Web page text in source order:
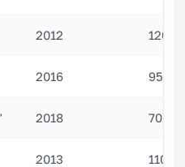
2012 120
2016 95
2018 70
2013 110